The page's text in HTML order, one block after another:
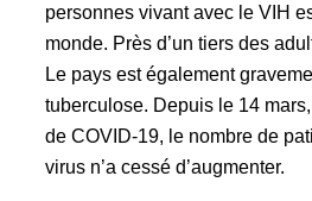
personnes vivant avec le VIH
monde. Près d’un tiers des
Le pays est également
tuberculose. Depuis le 14
de COVID-19, le nombre de
virus n’a cessé d’augmenter.